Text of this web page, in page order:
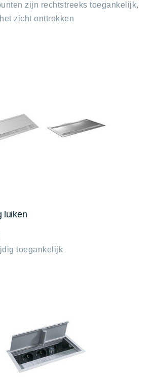
zijn rechtstreeks toegankelijk,
zicht onttrokken
luiken
toegankelijk